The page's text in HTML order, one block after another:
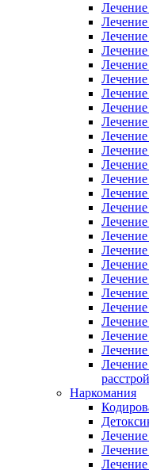
Лечение
Лечение
Лечение
Лечение
Лечение
Лечение
Лечение
Лечение
Лечение
Наркомания
Лечение
Лечение
Лечение